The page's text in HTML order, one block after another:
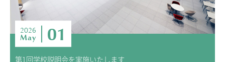
2026
May 01
第1回学校説明会を実施いたします